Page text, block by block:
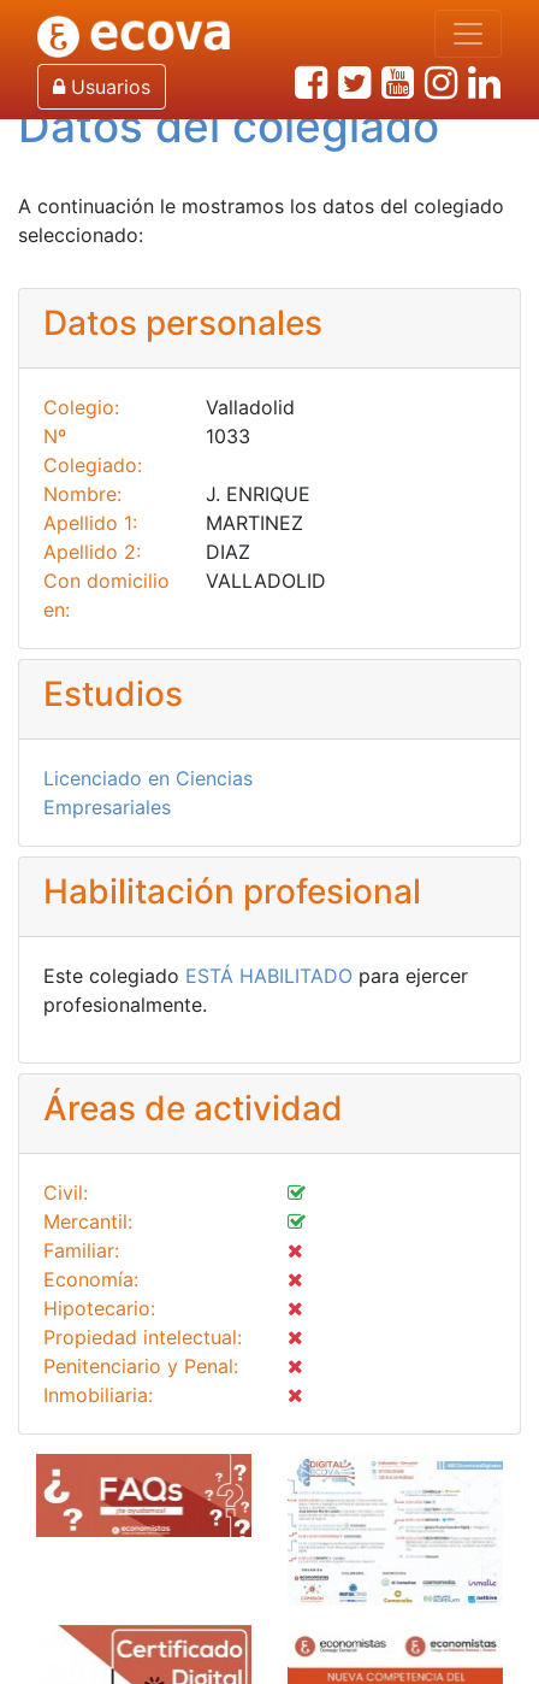
Usuarios
Inicio Listado de Mediadores Datos del colegiado
Datos del colegiado
A continuación le mostramos los datos del colegiado
seleccionado:
Datos personales
Colegio:
Valladolid
Nº
Colegiado:
1033
Nombre:
J. ENRIQUE
Apellido 1:
MARTINEZ
Apellido 2:
DIAZ
Con domicilio
en:
VALLADOLID
Estudios
Licenciado en Ciencias
Empresariales
Habilitación profesional
Este colegiado ESTÁ HABILITADO para ejercer
profesionalmente.
Áreas de actividad
Civil:
Mercantil:
Familiar:
Economía:
Hipotecario:
Propiedad intelectual:
Penitenciario y Penal:
Inmobiliaria: